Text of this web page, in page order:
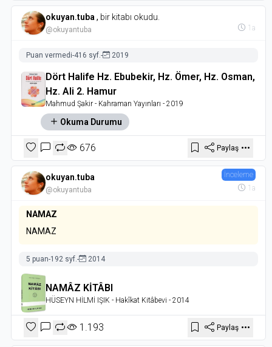
okuyan.tuba , bir kitabı okudu.
@okuyantuba 1a
Puan vermedi-416 syf.- 2019
Dört Halife Hz. Ebubekir, Hz. Ömer, Hz. Osman,
Hz. Ali 2. Hamur
Mahmud Şakir - Kahraman Yayınları - 2019
Okuma Durumu
676 Paylaş
okuyan.tuba
@okuyantuba
İnceleme
1a
NAMAZ
NAMAZ
5 puan-192 syf.- 2014
NAMÂZ KİTÂBI
HÜSEYN HİLMİ IŞIK - Hakîkat Kitâbevi - 2014
1.193 Paylaş